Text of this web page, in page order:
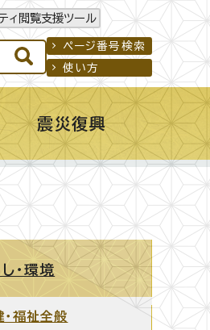
ィ閲覧支援ツール
ページ番号検索
使い方
震災復興
・環境
・福祉全般